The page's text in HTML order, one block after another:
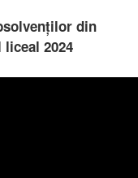
din
2024